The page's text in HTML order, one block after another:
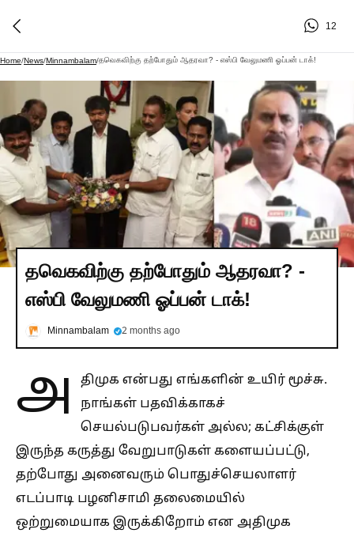
12
Home/News/Minnambalam/தவெகவிற்கு தற்போதும் ஆதரவா? - எஸ்பி வேலுமணி ஓப்பன் டாக்!
தவெகவிற்கு தற்போதும் ஆதரவா? -
எஸ்பி வேலுமணி ஓப்பன் டாக்!
Minnambalam 2 months ago
அ
திமுக என்பது எங்களின் உயிர் மூச்சு.
நாங்கள் பதவிக்காகச்
செயல்படுபவர்கள் அல்ல; கட்சிக்குள்
இருந்த கருத்து வேறுபாடுகள் களையப்பட்டு,
தற்போது அனைவரும் பொதுச்செயலாளர்
எடப்பாடி பழனிசாமி தலைமையில்
ஒற்றுமையாக இருக்கிறோம் என அதிமுக